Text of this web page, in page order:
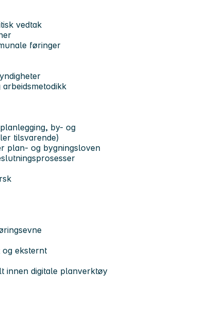
vedtak
føringer
by- og
tilsvarende)
plan- og bygningsloven
og eksternt
innen digitale planverktøy